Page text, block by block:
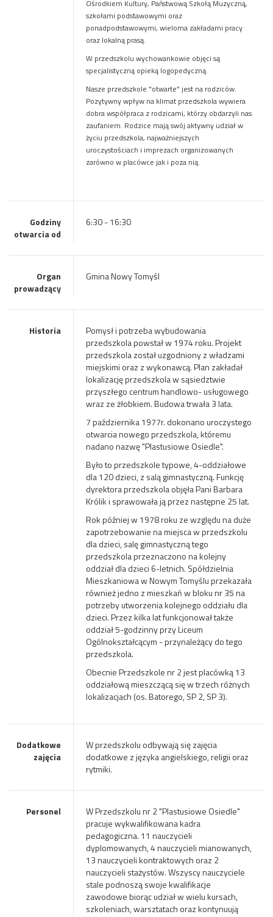
Ośrodkiem Kultury, Państwową Szkołą Muzyczną,
szkołami podstawowymi oraz
ponadpodstawowymi, wieloma zakładami pracy
oraz lokalną prasą.
W przedszkolu wychowankowie objęci są
specjalistyczną opieką logopedyczną.
Nasze przedszkole "otwarte" jest na rodziców.
Pozytywny wpływ na klimat przedszkola wywiera
dobra współpraca z rodzicami, którzy obdarzyli nas
zaufaniem. Rodzice mają swój aktywny udział w
życiu przedszkola, najważniejszych
uroczystościach i imprezach organizowanych
zarówno w placówce jak i poza nią.
Godziny
otwarcia od
6:30 - 16:30
Organ
prowadzący
Gmina Nowy Tomyśl
Historia
Pomysł i potrzeba wybudowania
przedszkola powstał w 1974 roku. Projekt
przedszkola został uzgodniony z władzami
miejskimi oraz z wykonawcą. Plan zakładał
lokalizację przedszkola w sąsiedztwie
przyszłego centrum handlowo- usługowego
wraz ze żłobkiem. Budowa trwała 3 lata.
7 października 1977r. dokonano uroczystego
otwarcia nowego przedszkola, któremu
nadano nazwę "Plastusiowe Osiedle".
Było to przedszkole typowe, 4-oddziałowe
dla 120 dzieci, z salą gimnastyczną. Funkcję
dyrektora przedszkola objęła Pani Barbara
Królik i sprawowała ją przez następne 25 lat.
Rok później w 1978 roku ze względu na duże
zapotrzebowanie na miejsca w przedszkolu
dla dzieci, salę gimnastyczną tego
przedszkola przeznaczono na kolejny
oddział dla dzieci 6-letnich. Spółdzielnia
Mieszkaniowa w Nowym Tomyślu przekazała
również jedno z mieszkań w bloku nr 35 na
potrzeby utworzenia kolejnego oddziału dla
dzieci. Przez kilka lat funkcjonował także
oddział 5-godzinny przy Liceum
Ogólnokształcącym - przynależący do tego
przedszkola.
Obecnie Przedszkole nr 2 jest placówką 13
oddziałową mieszczącą się w trzech różnych
lokalizacjach (os. Batorego, SP 2, SP 3).
Dodatkowe
zajęcia
W przedszkolu odbywają się zajęcia
dodatkowe z języka angielskiego, religii oraz
rytmiki.
Personel
W Przedszkolu nr 2 "Plastusiowe Osiedle"
pracuje wykwalifikowana kadra
pedagogiczna. 11 nauczycieli
dyplomowanych, 4 nauczycieli mianowanych,
13 nauczycieli kontraktowych oraz 2
nauczycieli stażystów. Wszyscy nauczyciele
stale podnoszą swoje kwalifikacje
zawodowe biorąc udział w wielu kursach,
szkoleniach, warsztatach oraz kontynuują